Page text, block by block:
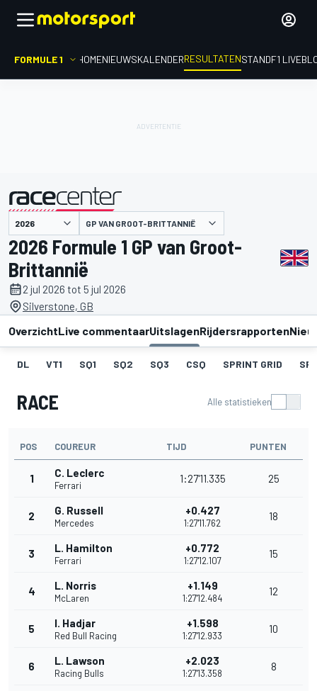
FORMULE 1 HOMENIEUWSKALENDERRESULTATENSTANDF1
gepresenteerd door GP VAN GROOT-BRITTANNIË
2026 Formule 1 GP van Groot-
Brittannië
2 jul 2026 tot 5 jul 2026
Silverstone, GB
OverzichtLive commentaarUitslagenRijdersrapporten
DL VT1 SQ1 SQ2 SQ3 CSQ SPRINT GRID
RACE Alle statistieken
POS COUREUR TIJD PUNTEN
1 C. Leclerc
Ferrari
1:27'11.335 25
2 G. Russell
Mercedes
+0.427
1:27'11.762
18
3 L. Hamilton
Ferrari
+0.772
1:27'12.107
15
4 L. Norris
McLaren
+1.149
1:27'12.484
12
5 I. Hadjar
Red Bull Racing
+1.598
1:27'12.933
10
6 L. Lawson
Racing Bulls
+2.023
1:27'13.358
8